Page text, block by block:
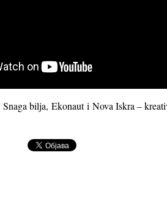
Snaga bilja, Ekonauti Nova Iskra –